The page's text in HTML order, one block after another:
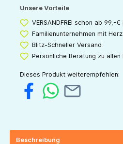
Unsere Vorteile
VERSANDFREI schon ab 99,-€
Familienunternehmen mit Herz
Blitz-Schneller Versand
Persönliche Beratung zu allen
Dieses Produkt weiterempfehlen:
Beschreibung